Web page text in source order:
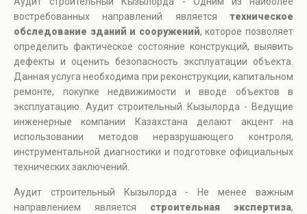
востребованных направлений является техническое
обследование зданий и сооружений, которое позволяет
определить фактическое состояние конструкций, выявить
дефекты и оценить безопасность эксплуатации объекта.
Данная услуга необходима при реконструкции, капитальном
ремонте, покупке недвижимости и вводе объектов в
эксплуатацию. Аудит строительный Кызылорда - Ведущие
инженерные компании Казахстана делают акцент на
использовании методов неразрушающего контроля,
инструментальной диагностики и подготовке официальных
технических заключений.
Аудит строительный Кызылорда - Не менее важным
направлением является строительная экспертиза,